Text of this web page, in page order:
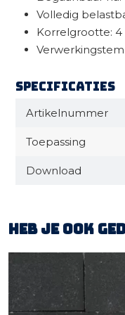
Volledig
Korrelgrootte:
Specificaties
Artikelnummer
Toepassing
Download
Heb je ook